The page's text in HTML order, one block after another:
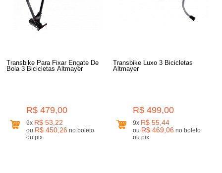
Transbike Para Fixar Engate De
Bola 3 Bicicletas Altmayer
R$ 479,00
9x R$ 53,22
ou R$ 450,26 no boleto
ou pix
Transbike Luxo 3 Bicicletas
Altmayer
R$ 499,00
9x R$ 55,44
ou R$ 469,06 no boleto
ou pix